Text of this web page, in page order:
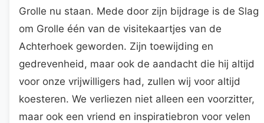
Grolle nu staan. Mede door zijn bijdrage is de Slag
om Grolle één van de visitekaartjes van de
Achterhoek geworden. Zijn toewijding en
gedrevenheid, maar ook de aandacht die hij altijd
voor onze vrijwilligers had, zullen wij voor altijd
koesteren. We verliezen niet alleen een voorzitter,
maar ook een vriend en inspiratiebron voor velen